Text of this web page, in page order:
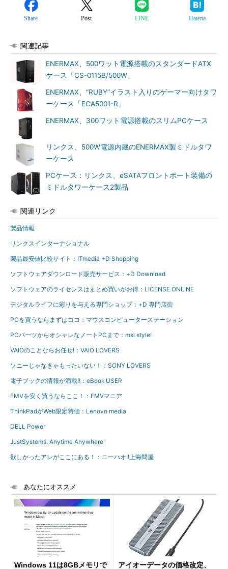
Share Post LINE Hatena
関連記事
ENERMAX、500ワット電源搭載のスタンダードATX
ケース「CS-0115B/500W」
ENERMAX、“RUBY”イラスト入りのゲーマー向けタワ
ーケース「ECA5001-R」
ENERMAX、300ワット電源搭載のスリムPCケース
リンクス、500W電源内蔵のENERMAX製ミドルタワ
ーケース
PCケース：リンクス、eSATAフロントポート装備の
ミドルタワーケース2製品
関連リンク
製品情報
リンクスインターナショナル
製品最安値比較サイト：ITmedia +D Shopping
ソフトウェアダウンロード販売サービス：+D Download
ソフトウェアのライセンスはまとめ買いがお得：LICENSE ONLINE
デジタルライフに彩りを与える専門ショップ：+D 専門店街
PCを買うならまずはココ：マウスコンピューターステーション
PCパーツからオシャレなノートPCまで：msi style!
VAIOのことならお任せ!：VAIO LOVERS
ソニーじゃなきゃもったいない！：SONY LOVERS
電子ブックの情報が満載!!：eBook USER
FMVを安く買うならここ！：FMVマニア
ThinkPadがWeb限定特価：Lenovo media
DELL Power
JustSystems. Anytime Anywhere
欲しかったアレがここにある！：ニーハオ!!上海問屋
あなたにオススメ
Windows 11は8GBメモリで アイオーデータの価格改定、